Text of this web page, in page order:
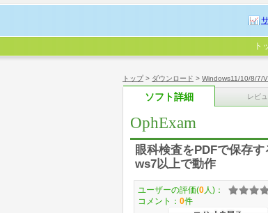
トップ> ダウンロード > Windows11/10/8/7/
ソフト詳細 レビ
OphExam
眼科検査をPDFで保存
ws7以上で動作
ユーザーの評価(0 人)：
コメント： 0件
ト